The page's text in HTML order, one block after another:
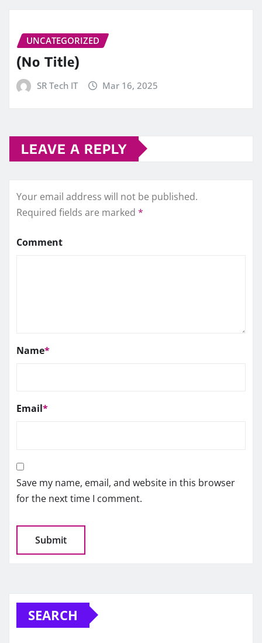
UNCATEGORIZED
(No Title)
SR Tech IT Mar 16, 2025
LEAVE A REPLY
Your email address will not be published.
Required fields are marked *
Comment
Name*
Email*
Save my name, email, and website in this browser
for the next time I comment.
SEARCH